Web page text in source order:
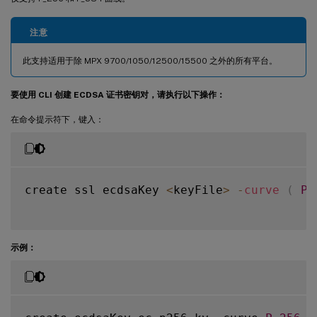
注意
此支持适用于除 MPX 9700/1050/12500/15500 之外的所有平台。
要使用 CLI 创建 ECDSA 证书密钥对，请执行以下操作：
在命令提示符下，键入：
create ssl ecdsaKey <keyFile> - curve (
示例：